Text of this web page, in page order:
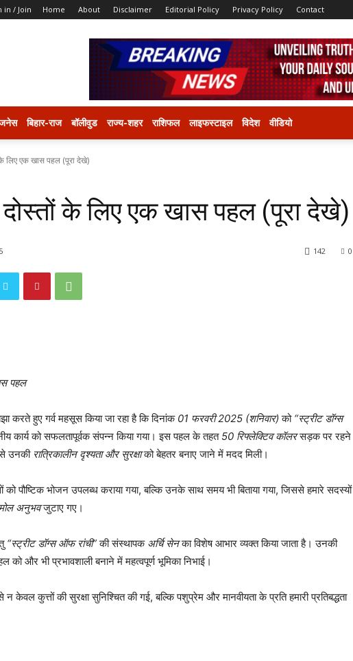
in / Join Home About Disclaimer Editorial Policy Privacy Policy Contact
बिहार-राज बॉलीवुड राज्य-शहर राशिफल लाइफस्टाइल विदेश वीडियो
लिए एक खास पहल (पूरा देखे)
के लिए एक खास पहल (पूरा देखे)
0
142
पहल
करते हुए गर्व महसूस किया जा रहा है कि दिनांक 01 फरवरी 2025 (शनिवार) को “स्ट्रीट डॉग्स
कार्य को सफलतापूर्वक संपन्न किया गया। इस पहल के तहत 50 रिफ्लेक्टिव कॉलरसड़क पर रहने
उनकी रात्रिकालीन दृश्यता और सुरक्षाको बेहतर बनाए जाने में मदद मिली।
पौष्टिक भोजन उपलब्ध कराया गया, बल्कि उनके साथ समय भी बिताया गया, जिससे हमारे सदस्यों
अनुभवजुटाए गए।
“स्ट्रीट डॉग्स ऑफ रांची”की संस्थापक अर्चि सेनका विशेष आभार व्यक्त किया जाता है। उनकी
को और भी प्रभावशाली बनाने में महत्वपूर्ण भूमिका निभाई।
केवल कुत्तों की सुरक्षा सुनिश्चित की गई, बल्कि पशुप्रेम और मानवीयता के प्रति हमारी प्रतिबद्धता